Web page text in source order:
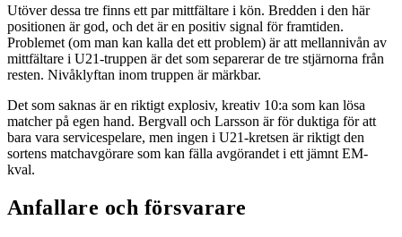
Utöver dessa tre finns ett par mittfältare i kön. Bredden i den här
positionen är god, och det är en positiv signal för framtiden.
Problemet (om man kan kalla det ett problem) är att mellannivån av
mittfältare i U21-truppen är det som separerar de tre stjärnorna från
resten. Nivåklyftan inom truppen är märkbar.
Det som saknas är en riktigt explosiv, kreativ 10:a som kan lösa
matcher på egen hand. Bergvall och Larsson är för duktiga för att
bara vara servicespelare, men ingen i U21-kretsen är riktigt den
sortens matchavgörare som kan fälla avgörandet i ett jämnt EM-
kval.
Anfallare och försvarare